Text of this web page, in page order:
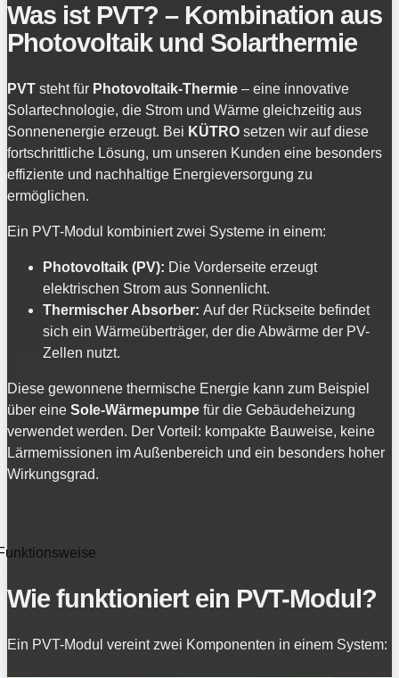
Was ist PVT? – Kombination aus
Photovoltaik und Solarthermie
PVT steht für Photovoltaik-Thermie – eine innovative
Solartechnologie, die Strom und Wärme gleichzeitig aus
Sonnenenergie erzeugt. Bei KÜTRO setzen wir auf diese
fortschrittliche Lösung, um unseren Kunden eine besonders
effiziente und nachhaltige Energieversorgung zu
ermöglichen.
Ein PVT-Modul kombiniert zwei Systeme in einem:
Photovoltaik (PV): Die Vorderseite erzeugt
elektrischen Strom aus Sonnenlicht.
Thermischer Absorber: Auf der Rückseite befindet
sich ein Wärmeüberträger, der die Abwärme der PV-
Zellen nutzt.
Diese gewonnene thermische Energie kann zum Beispiel
über eine Sole-Wärmepumpe für die Gebäudeheizung
verwendet werden. Der Vorteil: kompakte Bauweise, keine
Lärmemissionen im Außenbereich und ein besonders hoher
Wirkungsgrad.
Wie funktioniert ein PVT-Modul?
Ein PVT-Modul vereint zwei Komponenten in einem System: